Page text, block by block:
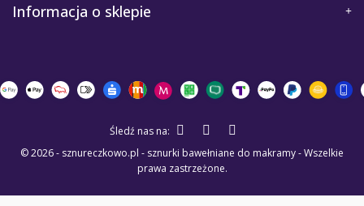
Informacja o sklepie
© 2026 - sznureczkowo.pl - sznurki bawełniane do makramy - Wszelkie
prawa zastrzeżone.
Śledź nas na: